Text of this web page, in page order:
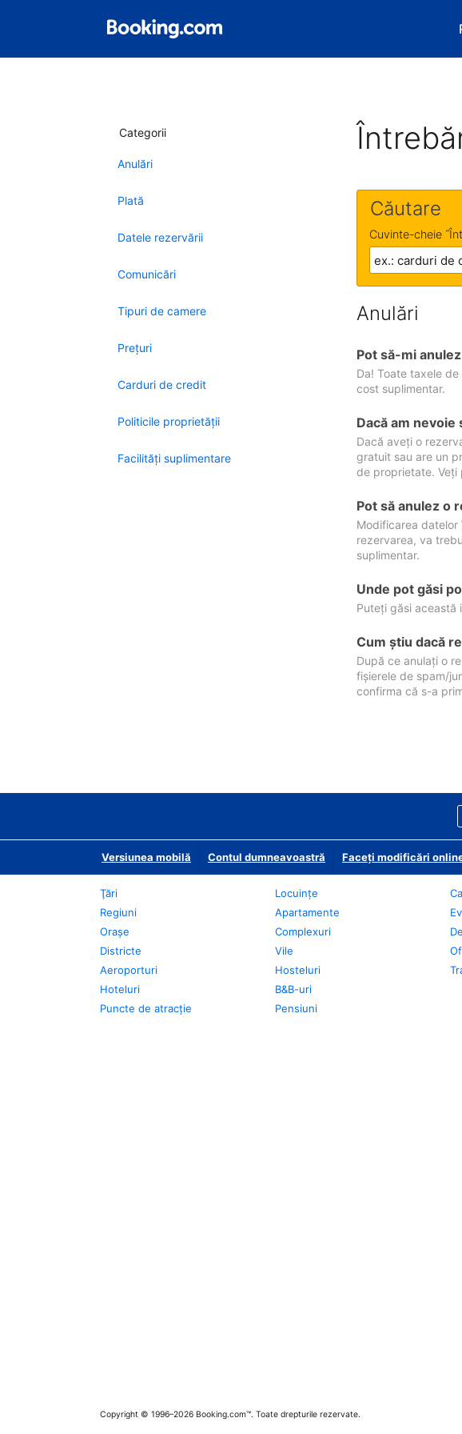
Categorii
Anulări
Plată
Datele rezervării
Comunicări
Tipuri de camere
Preţuri
Carduri de credit
Politicile proprietății
Facilităţi suplimentare
Căutare
Cuvinte-cheie
Anulări
Pot să-mi
Da! Toate taxele
cost suplimentar.
Dacă am
Dacă aveți o
gratuit sau are un
de proprietate. Veți
Pot să anulez o
Modificarea datelor
rezervarea, va
suplimentar.
Unde pot găsi
Puteți găsi această
Cum ştiu dacă
După ce anulați o
fișierele de spam/
confirma că s-a
Versiunea mobilă Contul dumneavoastră Faceți modificări
Ţări
Regiuni
Oraşe
Districte
Aeroporturi
Hoteluri
Puncte de atracţie
Locuințe
Apartamente
Complexuri
Vile
Hosteluri
B&B-uri
Pensiuni
Copyright © 1996–2026 Booking.com™. Toate drepturile rezervate.